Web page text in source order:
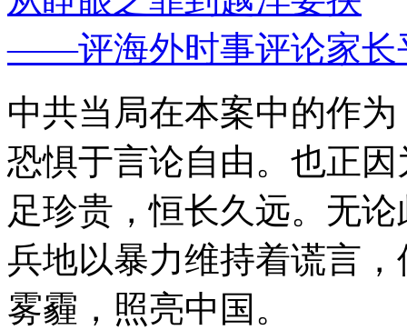
——评海外时事评论家长
中共当局在本案中的作
恐惧于言论自由。也正
足珍贵，恒长久远。无
兵地以暴力维持着谎言
雾霾，照亮中国。